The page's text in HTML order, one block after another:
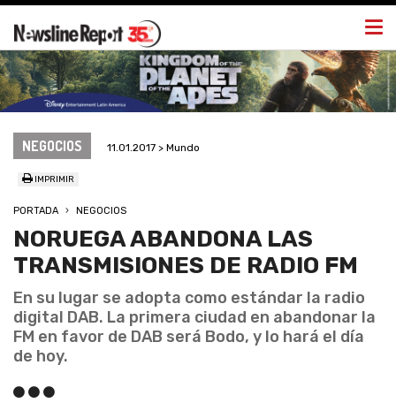
NEGOCIOS 11.01.2017 > Mundo
IMPRIMIR
PORTADA NEGOCIOS
NORUEGA ABANDONA LAS
TRANSMISIONES DE RADIO FM
En su lugar se adopta como estándar la radio
digital DAB. La primera ciudad en abandonar la
FM en favor de DAB será Bodo, y lo hará el día
de hoy.